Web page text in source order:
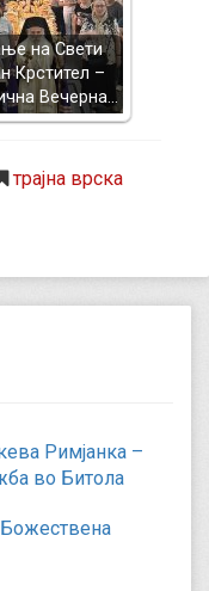
на Свети
Крстител –
Вечерна…
трајна врска
Римјанка –
во Битола